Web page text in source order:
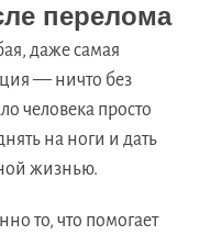
перелома
даже самая
— ничто без
человека просто
на ноги и дать
жизнью.
то, что помогает